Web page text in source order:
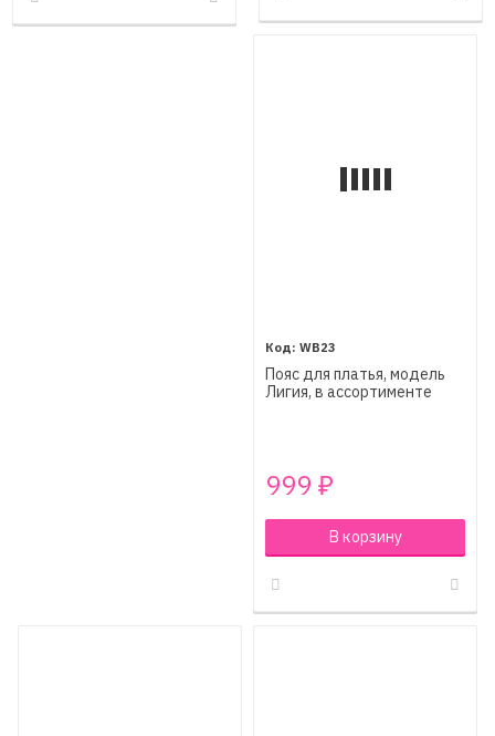
WB23
Пояс для платья, модель
Лигия, в ассортименте
999 ₽
В корзину